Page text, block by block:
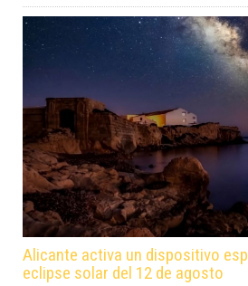
Alicante activa un dispositivo
eclipse solar del 12 de agosto